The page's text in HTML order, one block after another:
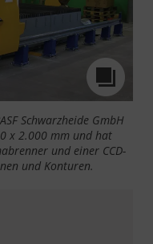
Schwarzheide GmbH
x 2.000 mm und hat
und einer CCD-
und Konturen.